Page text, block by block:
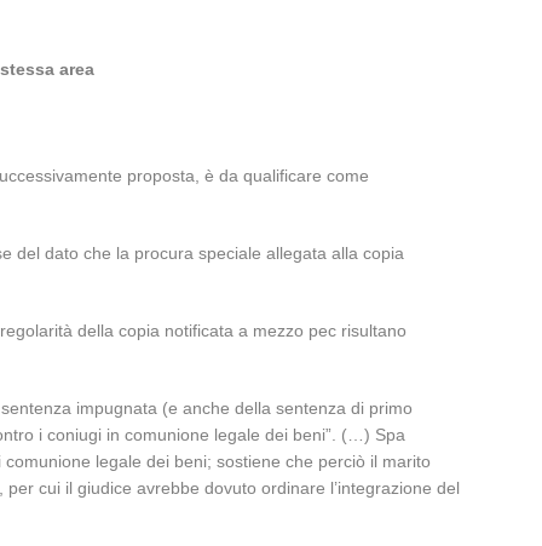
area
proposta, è da qualificare come
del dato che la procura speciale allegata alla copia
della copia notificata a mezzo pec risultano
impugnata (e anche della sentenza di primo
i coniugi in comunione legale dei beni”. (…) Spa
legale dei beni; sostiene che perciò il marito
cui il giudice avrebbe dovuto ordinare l’integrazione del